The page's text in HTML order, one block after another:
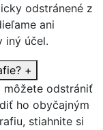
odstránené z
ani
iný účel.
+
môžete odstrániť
ho obyčajným
stiahnite si